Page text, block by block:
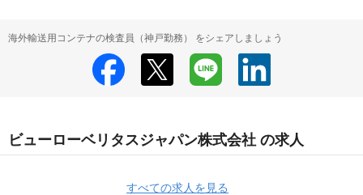
海外輸送用コンテナの検査員（神戸勤務） をシェアしましょう
ビューローベリタスジャパン株式会社 の求人
すべての求人を見る